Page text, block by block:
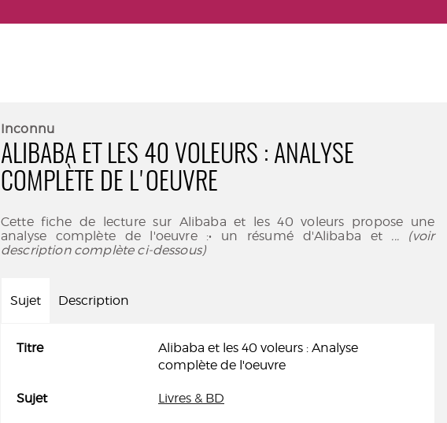
Inconnu
ALIBABA ET LES 40 VOLEURS : ANALYSE
COMPLÈTE DE L'OEUVRE
Cette fiche de lecture sur Alibaba et les 40 voleurs propose une
analyse complète de l'oeuvre :• un résumé d'Alibaba et ... (voir
description complète ci-dessous)
Sujet Description
Titre
Alibaba et les 40 voleurs : Analyse
complète de l'oeuvre
Sujet Livres & BD